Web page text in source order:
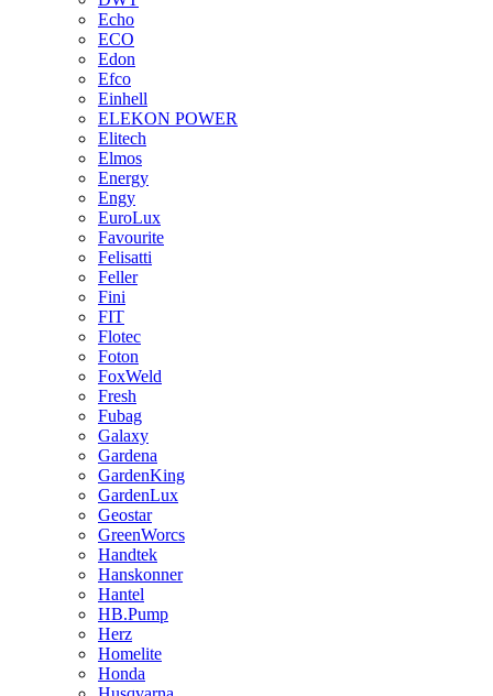
Echo
ECO
Edon
Efco
Einhell
ELEKON POWER
Elitech
Elmos
Energy
Engy
EuroLux
Favourite
Felisatti
Feller
Fini
FIT
Flotec
Foton
FoxWeld
Fresh
Fubag
Galaxy
Gardena
GardenKing
GardenLux
Geostar
GreenWorcs
Handtek
Hanskonner
Hantel
HB.Pump
Herz
Homelite
Honda